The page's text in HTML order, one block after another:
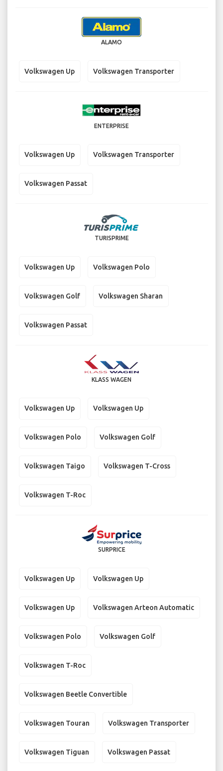
ALAMO
Volkswagen Up Volkswagen Transporter
ENTERPRISE
Volkswagen Up Volkswagen Transporter
Volkswagen Passat
TURISPRIME
Volkswagen Up Volkswagen Polo
Volkswagen Golf Volkswagen Sharan
Volkswagen Passat
KLASS WAGEN
Volkswagen Up Volkswagen Up
Volkswagen Polo Volkswagen Golf
Volkswagen Taigo Volkswagen T-Cross
Volkswagen T-Roc
SURPRICE
Volkswagen Up Volkswagen Up
Volkswagen Up Volkswagen Arteon Automatic
Volkswagen Polo Volkswagen Golf
Volkswagen T-Roc
Volkswagen Beetle Convertible
Volkswagen Touran Volkswagen Transporter
Volkswagen Tiguan Volkswagen Passat